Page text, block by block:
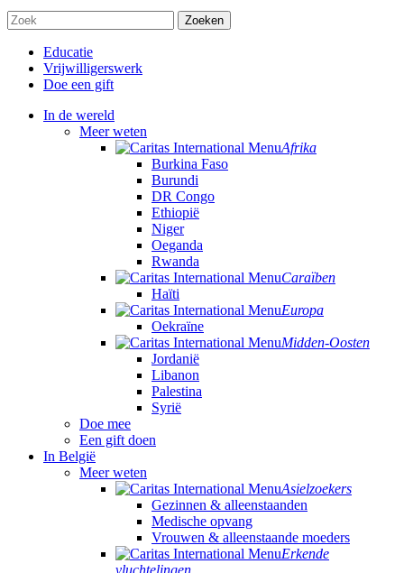
Educatie
Vrijwilligerswerk
Doe een gift
In de wereld
Meer weten
Afrika
Burkina Faso
Burundi
DR Congo
Ethiopië
Niger
Oeganda
Rwanda
Caraïben
Haïti
Europa
Oekraïne
Midden-Oosten
Jordanië
Libanon
Palestina
Syrië
Doe mee
Een gift doen
In België
Meer weten
Asielzoekers
Gezinnen & alleenstaanden
Medische opvang
Vrouwen & alleenstaande moeders
Erkende
vluchtelingen